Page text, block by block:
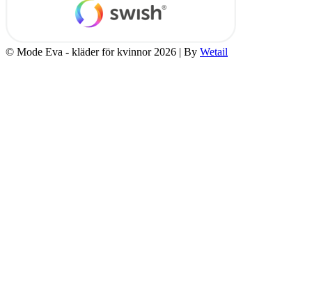
© Mode Eva - kläder för kvinnor 2026 | By Wetail